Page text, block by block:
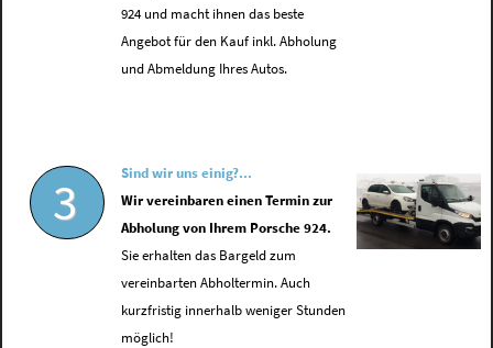
924 und macht ihnen das beste
Angebot für den Kauf inkl. Abholung
und Abmeldung Ihres Autos.
3
Sind wir uns einig?...
Wir vereinbaren einen Termin zur
Abholung von Ihrem Porsche 924.
Sie erhalten das Bargeld zum
vereinbarten Abholtermin. Auch
kurzfristig innerhalb weniger Stunden
möglich!